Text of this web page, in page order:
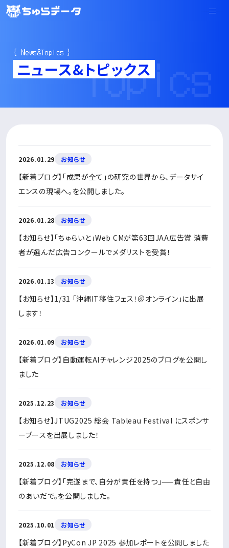
{ News&Topics }
ニュース&トピックス
Topics
2026.01.29 お知らせ
【新着ブログ】「成果が全て」の研究の世界から、データサイ
エンスの現場へ。を公開しました。
2026.01.28 お知らせ
【お知らせ】「ちゅらいと」Web CMが第63回JAA広告賞 消費
者が選んだ広告コンクールでメダリストを受賞！
2026.01.13 お知らせ
【お知らせ】1/31 「沖縄IT移住フェス！＠オンライン」に出展
します！
2026.01.09 お知らせ
【新着ブログ】自動運転AIチャレンジ2025のブログを公開し
ました
2025.12.23 お知らせ
【お知らせ】JTUG2025 総会 Tableau Festival にスポンサ
ーブースを出展しました！
2025.12.08 お知らせ
【新着ブログ】「完遂まで、自分が責任を持つ」——責任と自由
のあいだで。を公開しました。
2025.10.01 お知らせ
【新着ブログ】PyCon JP 2025 参加レポートを公開しました